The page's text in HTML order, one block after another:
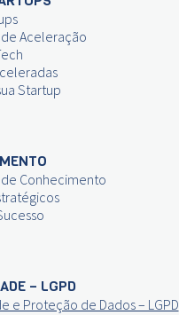
Aceleração
Startup
Conhecimento
– LGPD
e Proteção de Dados – LGPD